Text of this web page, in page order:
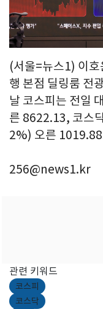
(서울=뉴스1) 이
행 본점 딜링룸 전
날 코스피는 전일
른 8622.13, 코스
2%) 오른
256@news1.kr
관련 키워드
코스피
코스닥